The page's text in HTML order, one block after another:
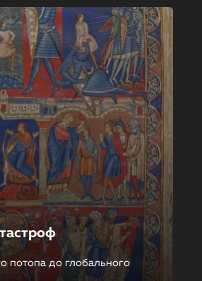
потопа до глобального